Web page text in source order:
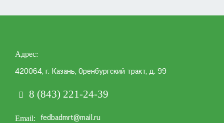
Адрес
420064, г. Казань, Оренбургский тракт, д. 99
8 (843) 221-24-39
Email fedbadmrt@mail.ru